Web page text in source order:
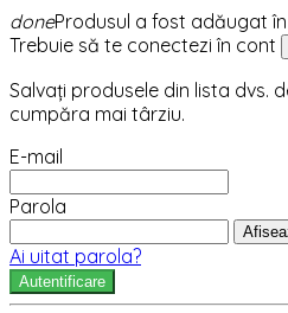
doneProdusul a fost adăugat
Trebuie să te conectezi în cont
Salvați produsele din lista dvs.
cumpăra mai târziu.
E-mail
Parola
Ai uitat parola?
Autentificare